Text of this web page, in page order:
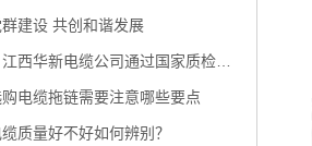
建设 共创和谐发展
华新电缆公司通过国家质检总局的检验！
电缆拖链需要注意哪些要点
质量好不好如何辨别？